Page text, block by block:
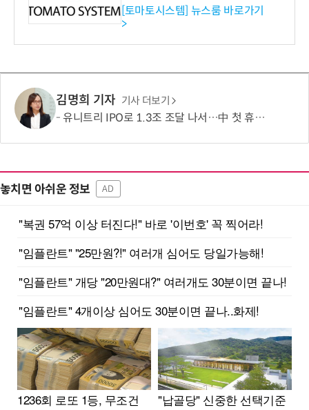
기관·보험사 공략”
[토마토시스템] 뉴스룸 바로가기
>
김명희 기자 기사 더보기
유니트리 IPO로 1.3조 조달 나서…中 첫 휴머노이드 상장사 탄생 임박
놓치면 아쉬운 정보 AD